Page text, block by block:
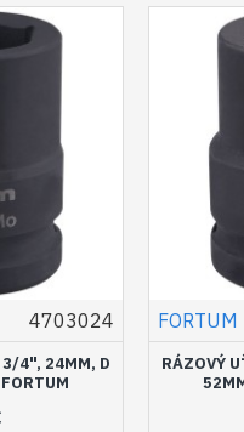
4703024
3/4", 24MM, D
FORTUM
RÁZOVÝ